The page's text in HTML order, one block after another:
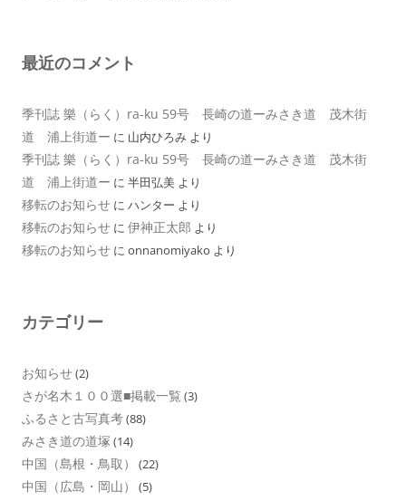
最近のコメント
季刊誌 樂（らく）ra-ku 59号 長崎の道ーみさき道 茂木街
道 浦上街道ー に 山内ひろみ より
季刊誌 樂（らく）ra-ku 59号 長崎の道ーみさき道 茂木街
道 浦上街道ー に 半田弘美 より
移転のお知らせ に ハンター より
移転のお知らせ に 伊神正太郎 より
移転のお知らせ に onnanomiyako より
カテゴリー
お知らせ(2)
さが名木１００選■掲載一覧 (3)
ふるさと古写真考(88)
みさき道の道塚 (14)
中国（島根・鳥取） (22)
中国（広島・岡山） (5)